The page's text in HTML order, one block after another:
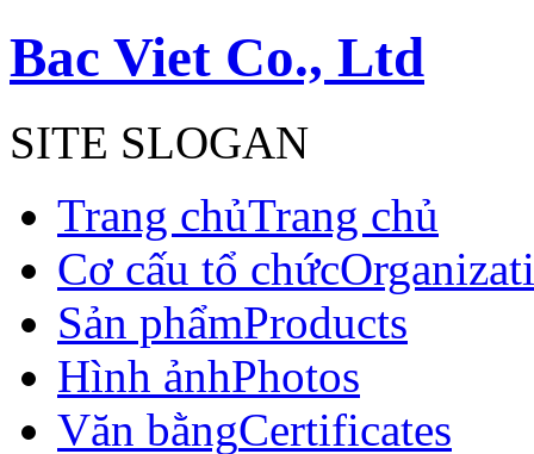
Bac Viet Co., Ltd
SITE SLOGAN
Trang chủTrang chủ
Cơ cấu tổ chức
Sản phẩmProducts
Hình ảnhPhotos
Văn bằngCertificates